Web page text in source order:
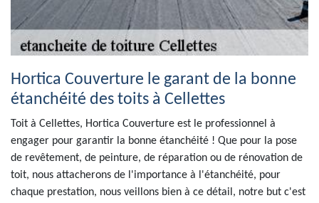
Hortica Couverture le garant de la bonne
étanchéité des toits à Cellettes
Toit à Cellettes, Hortica Couverture est le professionnel à
engager pour garantir la bonne étanchéité ! Que pour la pose
de revêtement, de peinture, de réparation ou de rénovation de
toit, nous attacherons de l'importance à l'étanchéité, pour
chaque prestation, nous veillons bien à ce détail, notre but c'est